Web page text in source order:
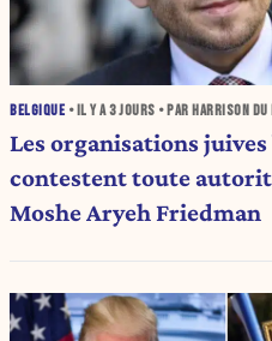
BELGIQUE • IL Y A3 JOURS • PAR HARRISON DU
Les organisations juives
contestent toute
Moshe Aryeh Friedman